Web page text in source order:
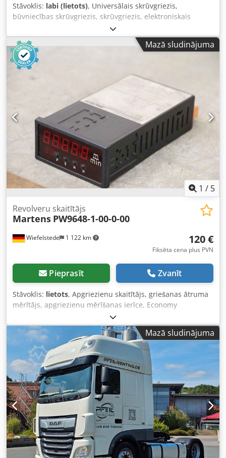
Stāvoklis: labi (lietots), Universālais skrūvgriezis,
būvniecības skrūvgriezis, skrūvgriezis, elektroniskais
skrūvgriezis, rokas urbjmašīna -Nominālā jauda: 740 vati -
Maksimālais urbja diametrs: Ø 13 mm -Pievienojums: 220
volti -Daudzums: 1 gab. pieejams -Izmēri: 450/210/H80 mm
-Svars: 4,3 kg/gab. Dsdpfsfc Hfyox Abrjkr
Mazā sludinājuma
1 / 5
Wiefelstede 1 122 km
Revolveru skaitītājs
Martens PW9648-1-00-0-00
120 €
Fiksēta cena plus PVN
Pieprasīt Zvanīt
Stāvoklis: lietots, Apgriezienu skaitītājs, griešanas ātruma
mērītājs, apgriezienu mērīšanas ierīce, Economy
Panalmeter, apgriezienu mērītājs Dkodpfx Abspcmtterer -
Ražotājs: Martens, apgriezienu mērītājs Economy
Panalmeter -Tips: PW9648-1-00-0-00 -Izmēri: 180/95/A50
mm -Svars: 0,6 kg
Mazā sludinājuma